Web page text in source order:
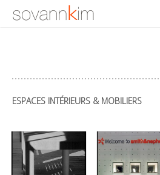
ESPACES INTÉRIEURS & MOBILIERS